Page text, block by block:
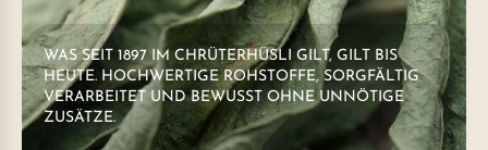
WAS SEIT 1897 IM CHRÜTERHÜSLI GILT, GILT BIS
HEUTE. HOCHWERTIGE ROHSTOFFE, SORGFÄLTIG
VERARBEITET UND BEWUSST OHNE UNNÖTIGE
ZUSÄTZE.